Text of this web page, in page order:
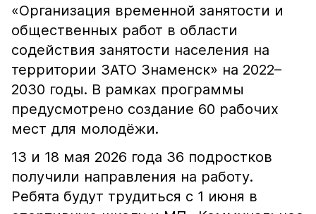
«Организация временной занятости и
общественных работ в области
содействия занятости населения на
территории ЗАТО Знаменск» на 2022–
2030 годы. В рамках программы
предусмотрено создание 60 рабочих
мест для молодёжи.
13 и 18 мая 2026 года 36 подростков
получили направления на работу.
Ребята будут трудиться с 1 июня в